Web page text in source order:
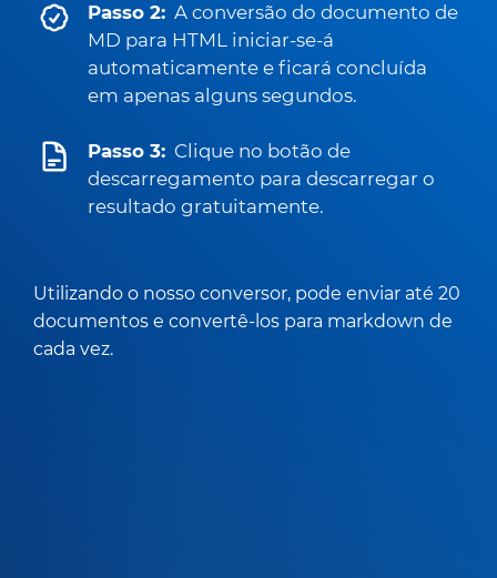
Passo 2: A conversão do documento de
MD para HTML iniciar-se-á
automaticamente e ficará concluída
em apenas alguns segundos.
Passo 3: Clique no botão de
descarregamento para descarregar o
resultado gratuitamente.
Utilizando o nosso conversor, pode enviar até 20
documentos e convertê-los para markdown de
cada vez.